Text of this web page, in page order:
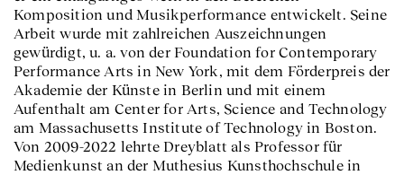
Komposition und Musikperformance entwickelt. Seine
Arbeit wurde mit zahlreichen Auszeichnungen
gewürdigt, u. a. von der Foundation for Contemporary
Performance Arts in New York, mit dem Förderpreis der
Akademie der Künste in Berlin und mit einem
Aufenthalt am Center for Arts, Science and Technology
am Massachusetts Institute of Technology in Boston.
Von 2009-2022 lehrte Dreyblatt als Professor für
Medienkunst an der Muthesius Kunsthochschule in